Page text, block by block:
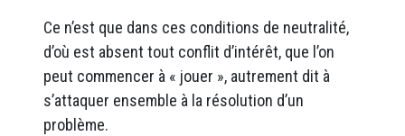
Ce n’est que dans ces conditions de neutralité,
d’où est absent tout conflit d’intérêt, que l’on
peut commencer à « jouer », autrement dit à
s’attaquer ensemble à la résolution d’un
problème.